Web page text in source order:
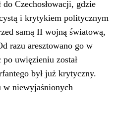
Czechosłowacji, gdzie
i krytykiem politycznym
samą II wojną światową,
razu aresztowano go w
uwięzieniu został
był już krytyczny.
w niewyjaśnionych